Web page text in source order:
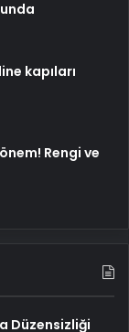
kapıları
Rengi ve
Düzensizliği